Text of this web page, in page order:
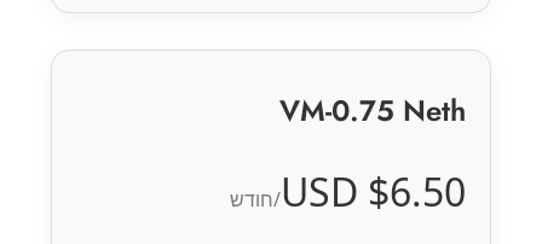
VM-0.75 Neth
$6.50 USD /חודש